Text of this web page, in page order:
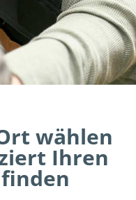
wählen
Ihren